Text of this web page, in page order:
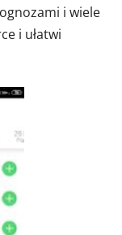
i wiele
i ułatwi